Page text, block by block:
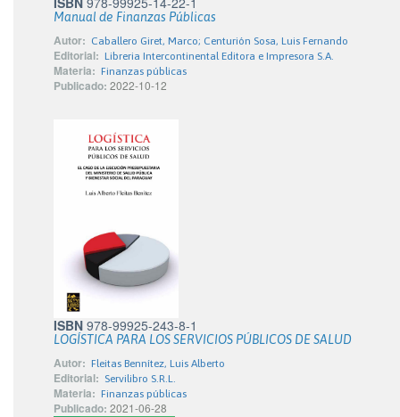
Manual de Finanzas Públicas
Autor: Caballero Giret, Marco; Centurión Sosa, Luis Fernando
Editorial: Libreria Intercontinental Editora e Impresora S.A.
Materia: Finanzas públicas
Publicado: 2022-10-12
ISBN 978-99925-243-8-1
LOGÍSTICA PARA LOS SERVICIOS PÚBLICOS DE SALUD
Autor: Fleitas Bennítez, Luis Alberto
Editorial: Servilibro S.R.L.
Materia: Finanzas públicas
Publicado: 2021-06-28